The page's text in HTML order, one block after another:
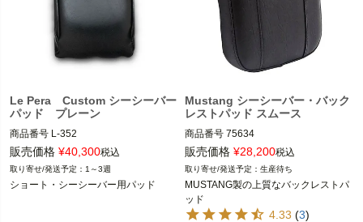
Le Pera Custom シーシーバー
パッド プレーン
商品番号 L-352
メーカー型番：L-352,B型番：497400,
D型番：DS-265452
Le Pera(ラペラ）
販売価格 ¥40,300税込
1～3週
ショート・シーシーバー用パッド
Mustang シーシーバー・バック
レストパッド スムース
商品番号 75634
スクエアタイプのシーシーバー
Mustang（マスタング）
販売価格 ¥28,200税込
生産待ち
MUSTANG製の上質なバックレストパ
ッド
4.33 (3)